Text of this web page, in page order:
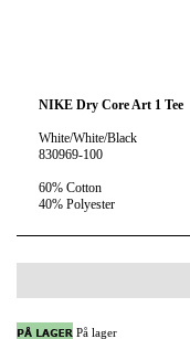
NIKE Dry Core Art 1 Tee
White/White/Black
830969-100
60% Cotton
40% Polyester
På lager